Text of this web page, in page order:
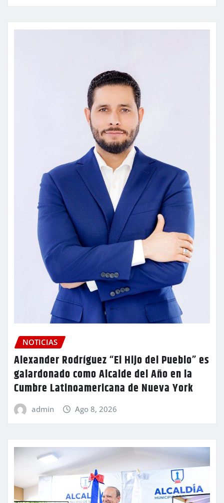
NOTICIAS
Alexander Rodríguez “El Hijo del Pueblo” es
galardonado como Alcalde del Año en la
Cumbre Latinoamericana de Nueva York
admin Ago 8, 2026